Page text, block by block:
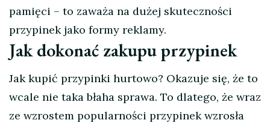
pamięci – to zaważa na dużej skuteczności
przypinek jako formy reklamy.
Jak dokonać zakupu przypinek
Jak kupić przypinki hurtowo? Okazuje się, że to
wcale nie taka błaha sprawa. To dlatego, że wraz
ze wzrostem popularności przypinek wzrosła